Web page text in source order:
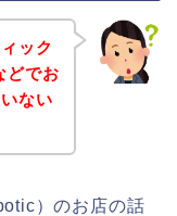
ック
どでお
ない
）のお店の話